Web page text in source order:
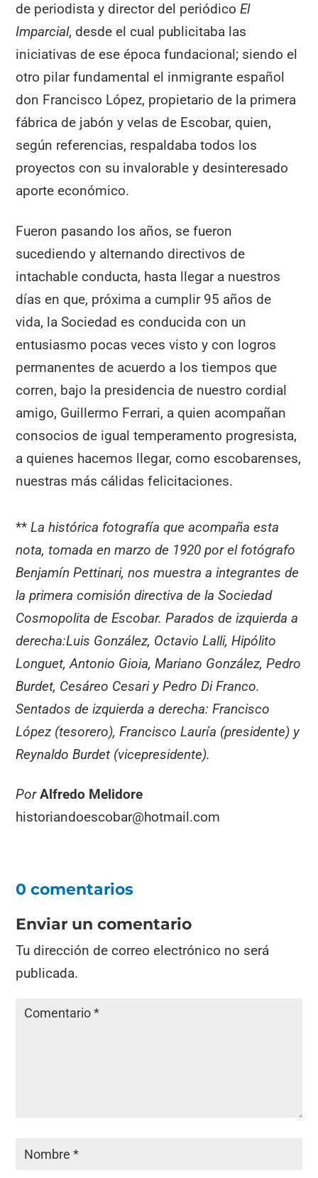
de periodista y director del periódicoEl
Imparcial, desde el cual publicitaba las
iniciativas de ese época fundacional; siendo el
otro pilar fundamental el inmigrante español
don Francisco López, propietario de la primera
fábrica de jabón y velas de Escobar, quien,
según referencias, respaldaba todos los
proyectos con su invalorable y desinteresado
aporte económico.
Fueron pasando los años, se fueron
sucediendo y alternando directivos de
intachable conducta, hasta llegar a nuestros
días en que, próxima a cumplir 95 años de
vida, la Sociedad es conducida con un
entusiasmo pocas veces visto y con logros
permanentes de acuerdo a los tiempos que
corren, bajo la presidencia de nuestro cordial
amigo, Guillermo Ferrari, a quien acompañan
consocios de igual temperamento progresista,
a quienes hacemos llegar, como escobarenses,
nuestras más cálidas felicitaciones.
**La histórica fotografía que acompaña esta
nota, tomada en marzo de 1920 por el fotógrafo
Benjamín Pettinari, nos muestra a integrantes de
la primera comisión directiva de la Sociedad
Cosmopolita de Escobar. Parados de izquierda a
derecha:Luis González, Octavio Lalli, Hipólito
Longuet, Antonio Gioia, Mariano González, Pedro
Burdet, Cesáreo Cesari y Pedro Di Franco.
Sentados de izquierda a derecha: Francisco
López (tesorero), Francisco Lauría (presidente) y
Reynaldo Burdet (vicepresidente).
Por Alfredo Melidore
historiandoescobar@hotmail.com
0 comentarios
Enviar un comentario
Tu dirección de correo electrónico no será
publicada.